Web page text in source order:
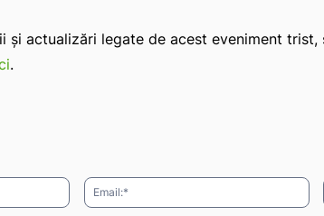
și actualizări legate de acest eveniment
.
Nume:*